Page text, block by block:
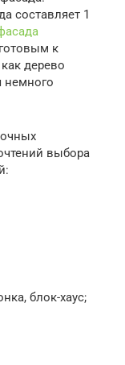
составляет 1
к
дерево
немного
выбора
блок-хаус;